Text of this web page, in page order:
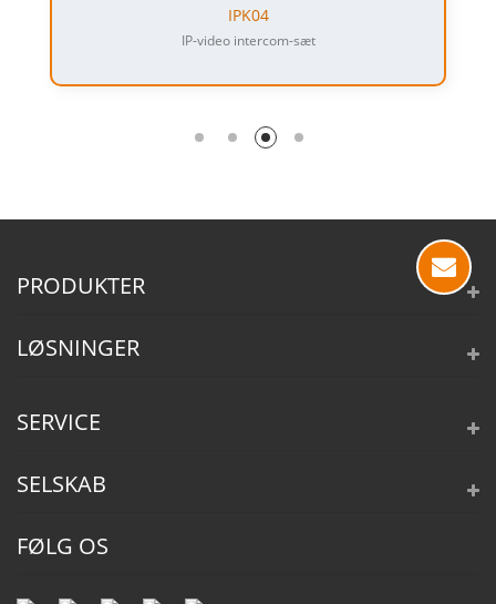
IPK04
IP-video intercom-sæt
PRODUKTER
LØSNINGER
SERVICE
SELSKAB
FØLG OS